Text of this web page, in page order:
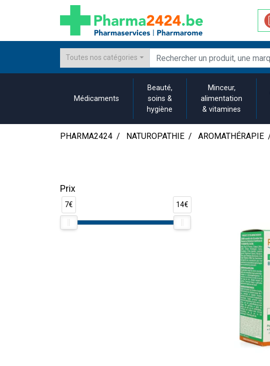
Toutes nos catégories
Médicaments
Beauté,
soins &
hygiène
Minceur,
alimentation
& vitamines
PHARMA2424 NATUROPATHIE AROMATHÉRAPIE
Prix
7€ 14€